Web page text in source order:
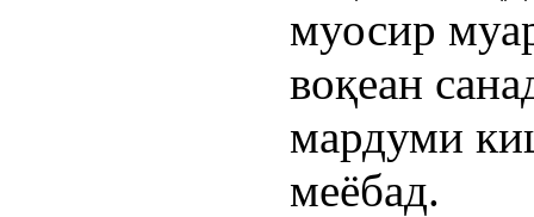
муосир
воқеан
мардуми
меёбад.